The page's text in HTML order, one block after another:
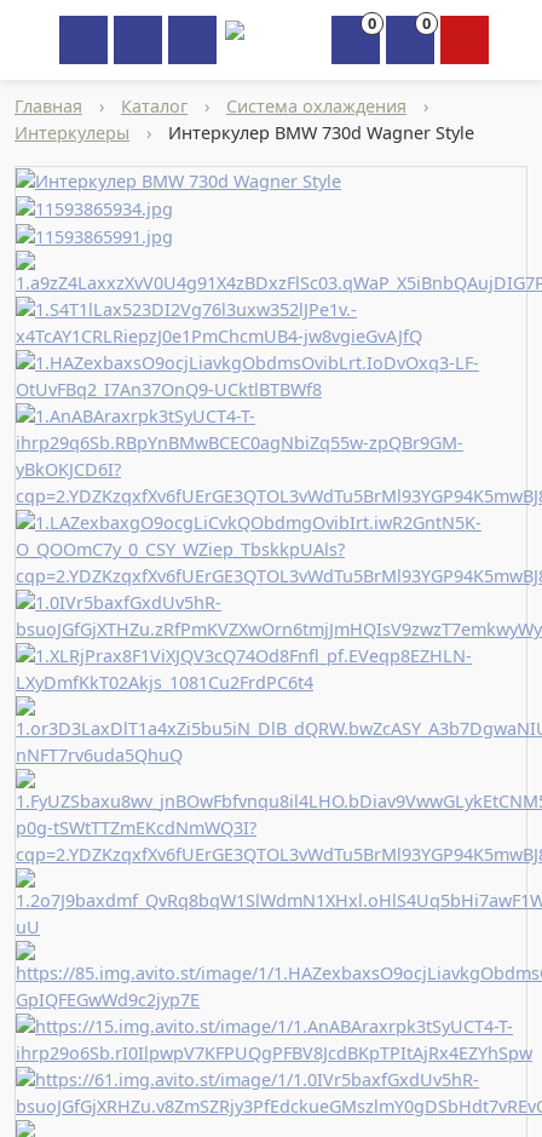
0 0
×
Главная › Каталог › Система охлаждения
›
Интеркулеры
› Интеркулер BMW 730d Wagner Style